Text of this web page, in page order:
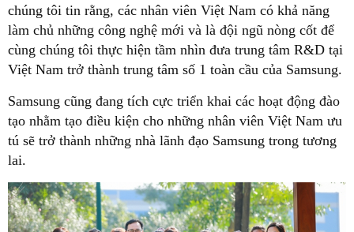
chúng tôi tin rằng, các nhân viên Việt Nam có khả năng
làm chủ những công nghệ mới và là đội ngũ nòng cốt để
cùng chúng tôi thực hiện tầm nhìn đưa trung tâm R&D tại
Việt Nam trở thành trung tâm số 1 toàn cầu của Samsung.
Samsung cũng đang tích cực triển khai các hoạt động đào
tạo nhằm tạo điều kiện cho những nhân viên Việt Nam ưu
tú sẽ trở thành những nhà lãnh đạo Samsung trong tương
lai.